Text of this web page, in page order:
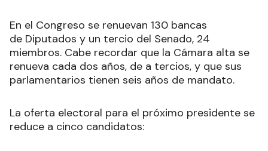
En el Congreso se renuevan 130 bancas
de Diputados y un tercio del Senado, 24
miembros. Cabe recordar que la Cámara alta se
renueva cada dos años, de a tercios, y que sus
parlamentarios tienen seis años de mandato.
La oferta electoral para el próximo presidente se
reduce a cinco candidatos: